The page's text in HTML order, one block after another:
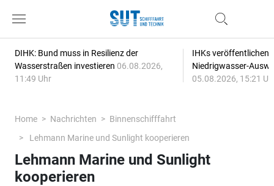
DIHK: Bund muss in Resilienz der
Wasserstraßen investieren 06.08.2026,
11:49 Uhr
IHKs veröffentlichen
Niedrigwasser-
05.08.2026, 15:21
Home Nachrichten
Binnenschifffahrt
Lehmann Marine und Sunlight kooperieren
Lehmann Marine und Sunlight
kooperieren